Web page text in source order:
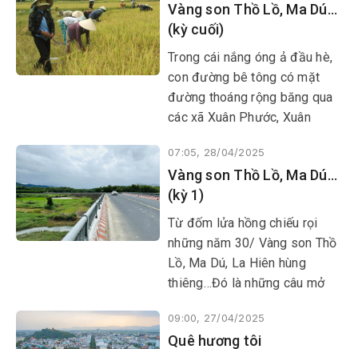
tộc, tuổi trẻ đang viết tiếp câu
chuyện hòa bình, biến lòng biết
ơn thành hành động, sống có
trách nhiệm với quê hương,
đất nước.
Vàng son Thồ Lồ, Ma Dú...
(kỳ cuối)
​​​​​​​Trong cái nắng óng ả đầu hè,
con đường bê tông có mặt
đường thoáng rộng băng qua
các xã Xuân Phước, Xuân
băng băng. Hai bên đường là
những khu dân cư khá sầm
uất, thỉnh thoảng qua những
đoạn rẫy keo xanh mướt,
những ruộng mía đang cuối
mùa thu hoạch, qua cánh đồng
ruộng lúa nước thôn Phú
không khí lao động hăng say.
07:05, 28/04/2025
Vàng son Thồ Lồ, Ma Dú…
(kỳ 1)
Từ đốm lửa hồng chiếu rọi
những năm 30/ Vàng son Thồ
Lồ, Ma Dú, La Hiên hùng
thiêng…Đó là những câu mở
Yên” được nhạc sĩ Văn Chừng
sáng tác năm 1989, khi tỉnh
09:00, 27/04/2025
Quê hương tôi